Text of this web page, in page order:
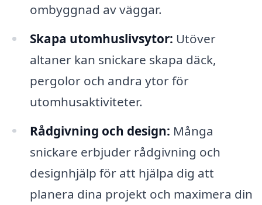
ombyggnad av väggar.
Skapa utomhuslivsytor: Utöver
altaner kan snickare skapa däck,
pergolor och andra ytor för
utomhusaktiviteter.
Rådgivning och design: Många
snickare erbjuder rådgivning och
designhjälp för att hjälpa dig att
planera dina projekt och maximera din